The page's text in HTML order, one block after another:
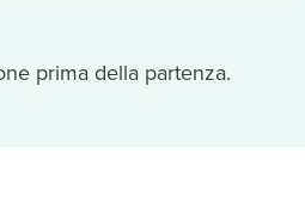
prima della partenza.